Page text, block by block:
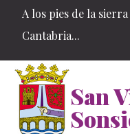
A los pies de la
Cantabria...
San